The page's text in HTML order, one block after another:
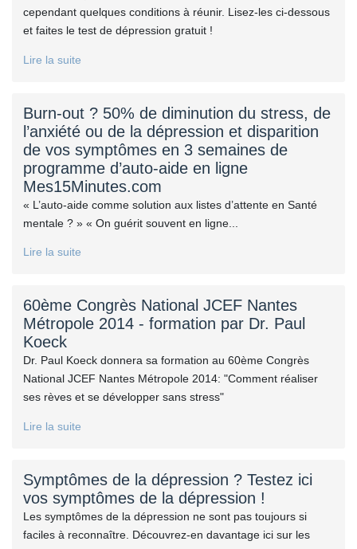
cependant quelques conditions à réunir. Lisez-les ci-dessous
et faites le test de dépression gratuit !
Lire la suite
Burn-out ? 50% de diminution du stress, de
l’anxiété ou de la dépression et disparition
de vos symptômes en 3 semaines de
programme d’auto-aide en ligne
Mes15Minutes.com
« L’auto-aide comme solution aux listes d’attente en Santé
mentale ? » « On guérit souvent en ligne...
Lire la suite
60ème Congrès National JCEF Nantes
Métropole 2014 - formation par Dr. Paul
Koeck
Dr. Paul Koeck donnera sa formation au 60ème Congrès
National JCEF Nantes Métropole 2014: "Comment réaliser
ses rèves et se développer sans stress"
Lire la suite
Symptômes de la dépression ? Testez ici
vos symptômes de la dépression !
Les symptômes de la dépression ne sont pas toujours si
faciles à reconnaître. Découvrez-en davantage ici sur les